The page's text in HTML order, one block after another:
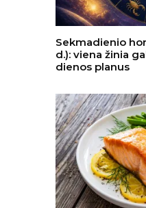
Sekmadienio
d.): viena žinia
dienos planus